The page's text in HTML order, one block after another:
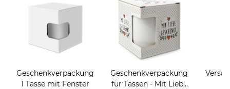
Geschenkverpackung
1 Tasse mit Fenster
Geschenkverpackung
für Tassen - Mit Liebe